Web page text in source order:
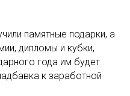
памятные подарки, а
дипломы и кубки,
года им будет
к заработной